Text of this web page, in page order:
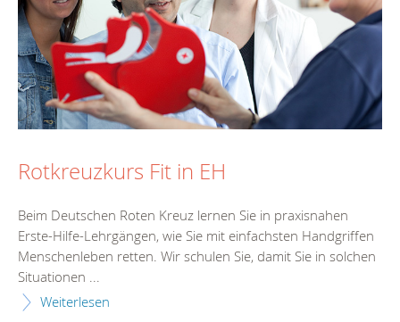
Rotkreuzkurs Fit in EH
Beim Deutschen Roten Kreuz lernen Sie in praxisnahen
Erste-Hilfe-Lehrgängen, wie Sie mit einfachsten Handgriffen
Menschenleben retten. Wir schulen Sie, damit Sie in solchen
Situationen ...
Weiterlesen